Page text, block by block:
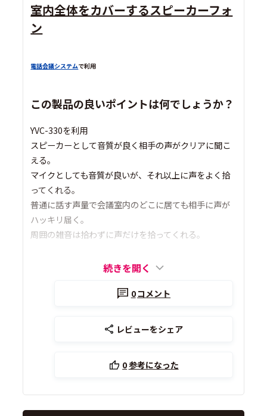
室内全体をカバーするスピーカーフォ
ン
電話会議システムで利用
この製品の良いポイントは何でしょうか？
YVC-330を利用
スピーカーとして音質が良く相手の声がクリアに聞こ
える。
マイクとしても音質が良いが、それ以上に声をよく拾
ってくれる。
普通に話す声量で会議室内のどこに居ても相手に声が
ハッキリ届く。
周囲の雑音は拾わずに声だけを拾ってくれる。
続きを開く
0コメント
レビューをシェア
0参考になった